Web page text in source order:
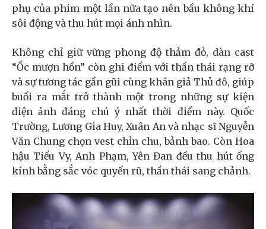
phụ của phim một lần nữa tạo nên bầu không khí
sôi động và thu hút mọi ánh nhìn.
Không chỉ giữ vững phong độ thảm đỏ, dàn cast
“Ốc mượn hồn” còn ghi điểm với thần thái rạng rỡ
và sự tương tác gần gũi cùng khán giả Thủ đô, giúp
buổi ra mắt trở thành một trong những sự kiện
điện ảnh đáng chú ý nhất thời điểm này. Quốc
Trường, Lương Gia Huy, Xuân An và nhạc sĩ Nguyễn
Văn Chung chọn vest chỉn chu, bảnh bao. Còn Hoa
hậu Tiểu Vy, Anh Phạm, Yên Đan đều thu hút ống
kính bằng sắc vóc quyến rũ, thần thái sang chảnh.